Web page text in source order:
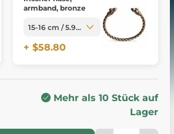
armband, bronze
+ $58.80
Mehr als 10 Stück auf
Lager